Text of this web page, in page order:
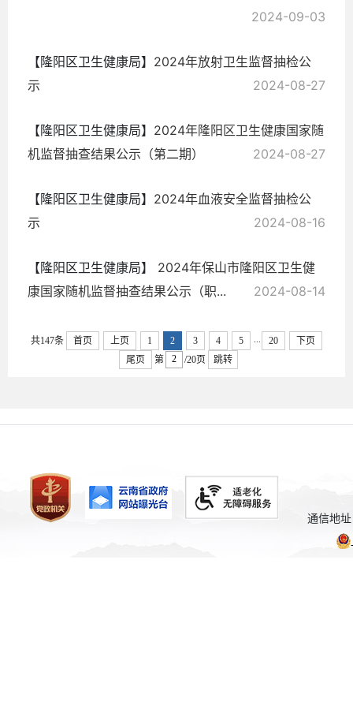
2024-09-03
【隆阳区卫生健康局】 2024年放射卫生监督抽检公
示
2024-08-27
【隆阳区卫生健康局】 2024年隆阳区卫生健康国家随
机监督抽查结果公示（第二期）
2024-08-27
【隆阳区卫生健康局】 2024年血液安全监督抽检公
示
2024-08-16
【隆阳区卫生健康局】
2024年保山市隆阳区卫生健
康国家随机监督抽查结果公示（职...
2024-08-14
共147条 首页 上页 1 2 3 4 5 ... 20
下页
尾页
第 /20页 跳转
通信地